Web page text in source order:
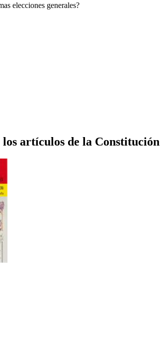
elecciones generales?
artículos de la Constitución